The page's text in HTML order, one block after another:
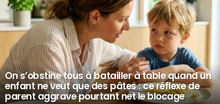
On s’obstine tous à batailler à table quand un
enfant ne veut que des pâtes : ce réflexe de
parent aggrave pourtant net le blocage